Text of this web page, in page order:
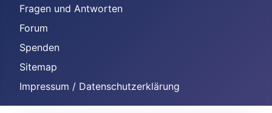
Fragen und Antworten
Forum
Spenden
Sitemap
Impressum / Datenschutzerklärung